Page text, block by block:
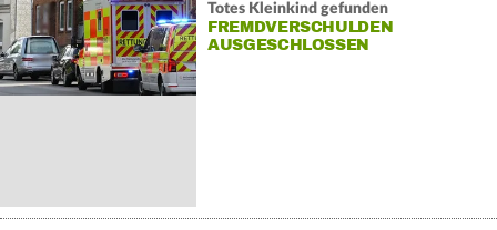
Totes Kleinkind gefunden
FREMDVERSCHULDEN
AUSGESCHLOSSEN